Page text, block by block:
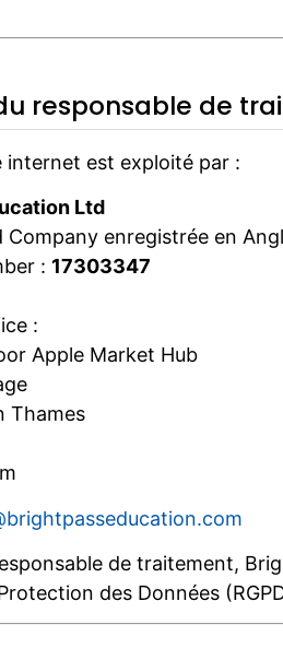
responsable de
internet est exploité par :
Ltd
Company enregistrée en
: 17303347
:
Apple Market Hub
Thames
de traitement,
des Données